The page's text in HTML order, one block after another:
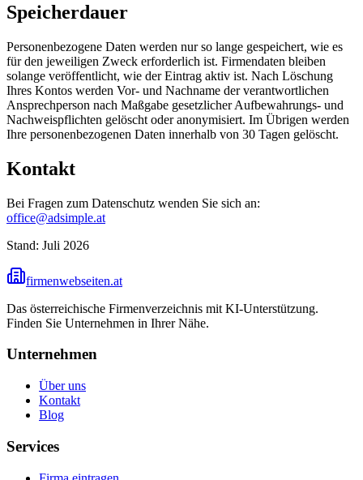
Speicherdauer
Personenbezogene Daten werden nur so lange gespeichert, wie es
für den jeweiligen Zweck erforderlich ist. Firmendaten bleiben
solange veröffentlicht, wie der Eintrag aktiv ist. Nach Löschung
Ihres Kontos werden Vor- und Nachname der verantwortlichen
Ansprechperson nach Maßgabe gesetzlicher Aufbewahrungs- und
Nachweispflichten gelöscht oder anonymisiert. Im Übrigen werden
Ihre personenbezogenen Daten innerhalb von 30 Tagen gelöscht.
Kontakt
Bei Fragen zum Datenschutz wenden Sie sich an:
office@adsimple.at
Stand: Juli 2026
firmenwebseiten.at
Das österreichische Firmenverzeichnis mit KI-Unterstützung.
Finden Sie Unternehmen in Ihrer Nähe.
Unternehmen
Über uns
Kontakt
Blog
Services